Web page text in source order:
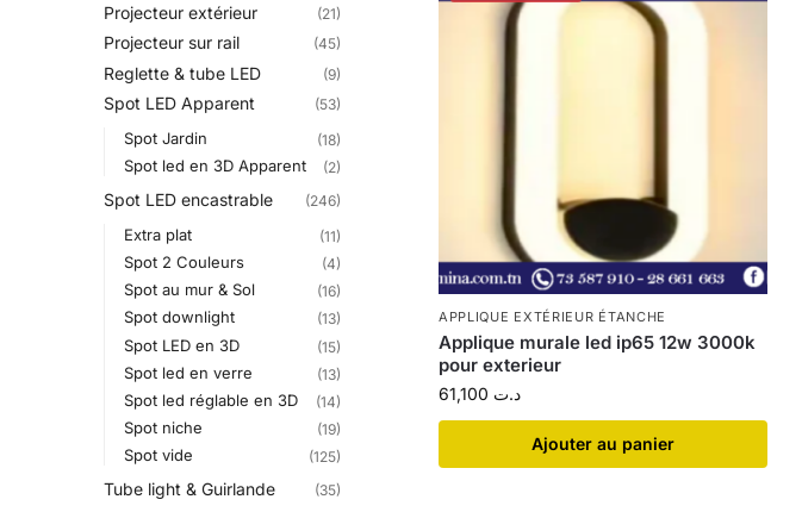
APPLIQUE EXTÉRIEUR ÉTANCHE
Applique murale led ip65 12w 3000k
pour exterieur
د.ت
Ajouter au panier
Projecteur extérieur (21)
Projecteur sur rail (45)
Reglette & tube LED (9)
Spot LED Apparent (53)
Spot Jardin (18)
Spot led en 3D Apparent (2)
Spot LED encastrable (246)
Extra plat (11)
Spot 2 Couleurs (4)
Spot au mur & Sol (16)
Spot downlight (13)
Spot LED en 3D (15)
Spot led en verre (13)
Spot led réglable en 3D (14)
Spot niche (19)
Spot vide (125)
Tube light & Guirlande (35)